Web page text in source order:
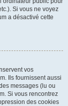
Si vous ne voyez
a désactivé cette
vos
Ils fournissent aussi
messages (lu ou
Si vous rencontrez
des cookies